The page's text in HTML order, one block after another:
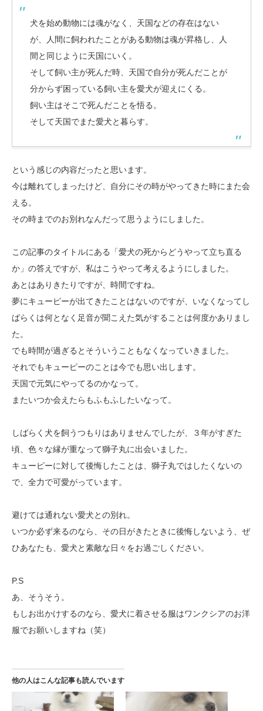
犬を始め動物には魂がなく、天国などの存在はない
が、人間に飼われたことがある動物は魂が昇格し、人
間と同じように天国にいく。
そして飼い主が死んだ時、天国で自分が死んだことが
分からず困っている飼い主を愛犬が迎えにくる。
飼い主はそこで死んだことを悟る。
そして天国でまた愛犬と暮らす。
という感じの内容だったと思います。
今は離れてしまったけど、自分にその時がやってきた時にまた会
える。
その時までのお別れなんだって思うようにしました。
この記事のタイトルにある「愛犬の死からどうやって立ち直る
か」の答えですが、私はこうやって考えるようにしました。
あとはありきたりですが、時間ですね。
夢にキューピーが出てきたことはないのですが、いなくなってし
ばらくは何となく足音が聞こえた気がすることは何度かありまし
た。
でも時間が過ぎるとそういうこともなくなっていきました。
それでもキューピーのことは今でも思い出します。
天国で元気にやってるのかなって。
またいつか会えたらもふもふしたいなって。
しばらく犬を飼うつもりはありませんでしたが、３年がすぎた
頃、色々な縁が重なって獅子丸に出会いました。
キューピーに対して後悔したことは、獅子丸ではしたくないの
で、全力で可愛がっています。
避けては通れない愛犬との別れ。
いつか必ず来るのなら、その日がきたときに後悔しないよう、ぜ
ひあなたも、愛犬と素敵な日々をお過ごしください。
P.S
あ、そうそう。
もしお出かけするのなら、愛犬に着させる服はワンクシアのお洋
服でお願いしますね（笑）
他の人はこんな記事も読んでいます